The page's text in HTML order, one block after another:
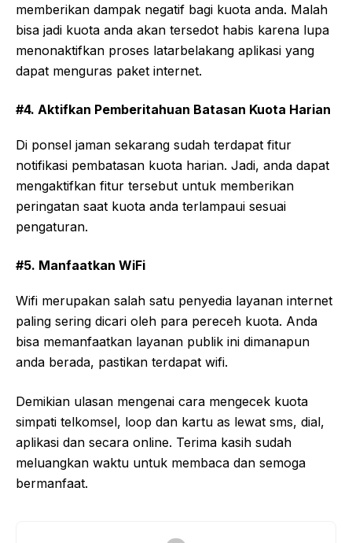
memberikan dampak negatif bagi kuota anda. Malah
bisa jadi kuota anda akan tersedot habis karena lupa
menonaktifkan proses latarbelakang aplikasi yang
dapat menguras paket internet.
#4. Aktifkan Pemberitahuan Batasan Kuota Harian
Di ponsel jaman sekarang sudah terdapat fitur
notifikasi pembatasan kuota harian. Jadi, anda dapat
mengaktifkan fitur tersebut untuk memberikan
peringatan saat kuota anda terlampaui sesuai
pengaturan.
#5. Manfaatkan WiFi
Wifi merupakan salah satu penyedia layanan internet
paling sering dicari oleh para pereceh kuota. Anda
bisa memanfaatkan layanan publik ini dimanapun
anda berada, pastikan terdapat wifi.
Demikian ulasan mengenai cara mengecek kuota
simpati telkomsel, loop dan kartu as lewat sms, dial,
aplikasi dan secara online. Terima kasih sudah
meluangkan waktu untuk membaca dan semoga
bermanfaat.